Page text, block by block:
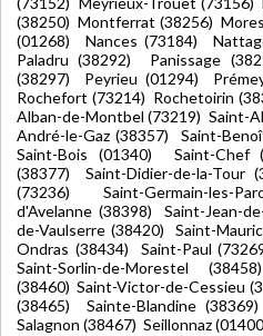
(38250) Montferrat (38256)
(01268) Nances (73184)
Paladru (38292) Panissage
(38297) Peyrieu (01294)
Rochefort (73214) Rochetoirin
Alban-de-Montbel (73219) Saint-
André-le-Gaz (38357) Saint-
Saint-Bois (01340) Saint-Chef
(38377) Saint-Didier-de-la-Tour
(73236) Saint-Germain-les-
d'Avelanne (38398) Saint-Jean-
de-Vaulserre (38420) Saint-
Ondras (38434) Saint-Paul
Saint-Sorlin-de-Morestel
(38460) Saint-Victor-de-Cessieu
(38465) Sainte-Blandine
Salagnon (38467) Seillonnaz